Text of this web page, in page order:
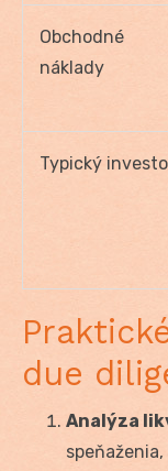
Obchodné
náklady
Typický
due
Analýza